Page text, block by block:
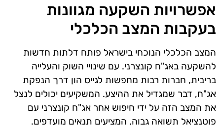
אפשרויות השקעה מגוונות
בעקבות המצב הכלכלי
המצב הכלכלי הנוכחי בישראל פותח דלתות חדשות
להשקעה באג"ח קונצרני. עם שינויי השוק והעלייה
בריבית, חברות רבות מחפשות לגייס הון דרך הנפקת
אג"ח, דבר שמגדיל את ההיצע. המשקיעים יכולים לנצל
את המצב הזה על ידי חיפוש אחר אג"ח קונצרני עם
פוטנציאל תשואה גבוה, המציעים תנאים מועדפים.